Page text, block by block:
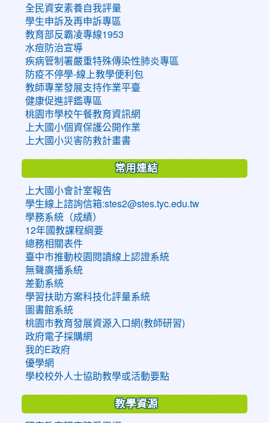
全民資安素養自我評量
學生申訴及再申訴專區
教育部反霸凌專線1953
水痘防治宣導
疾病管制署嚴重特殊傳染性肺炎專區
防疫不停學-線上教學便利包
教師專業發展支持作業平臺
健康促進評鑑專區
桃園市學校午餐教育資訊網
上大國小個資保護公開作業
上大國小災害防救計畫書
常用連結
上大國小會計室報告
學生線上諮詢信箱:stes2@stes.tyc.edu.tw
學務系統（成績）
12年國教課程綱要
總務相關表件
臺中市推動校園閱讀線上認證系統
無聲廣播系統
差勤系統
學習扶助方案科技化評量系統
圖書館系統
桃園市教育發展資源入口網(教師研習)
政府電子採購網
我的E政府
優學網
學校校外人士協助教學或活動要點
教學資源